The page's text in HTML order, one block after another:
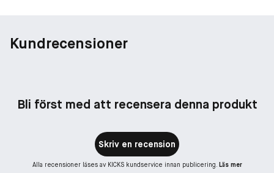
Kundrecensioner
Bli först med att recensera denna produkt
Skriv en recension
Alla recensioner läses av KICKS kundservice innan publicering. Läs mer